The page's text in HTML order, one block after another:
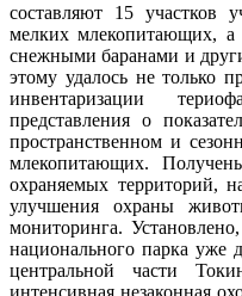
составляют 15 участков
мелких млекопитающих, а
снежными баранами и
этому удалось не только
инвентаризации
представления о
пространственном и
млекопитающих.
охраняемых территорий,
улучшения охраны
мониторинга.
национального парка уже
центральной части